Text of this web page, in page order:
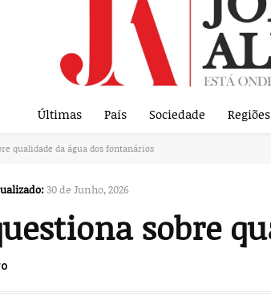
Últimas País Sociedade Regiões
qualidade da água dos fontanários
30 de Junho, 2026
sobre